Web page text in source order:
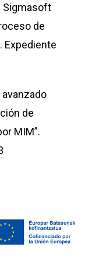
Sigmasoft
de
Expediente
de
MIM”.